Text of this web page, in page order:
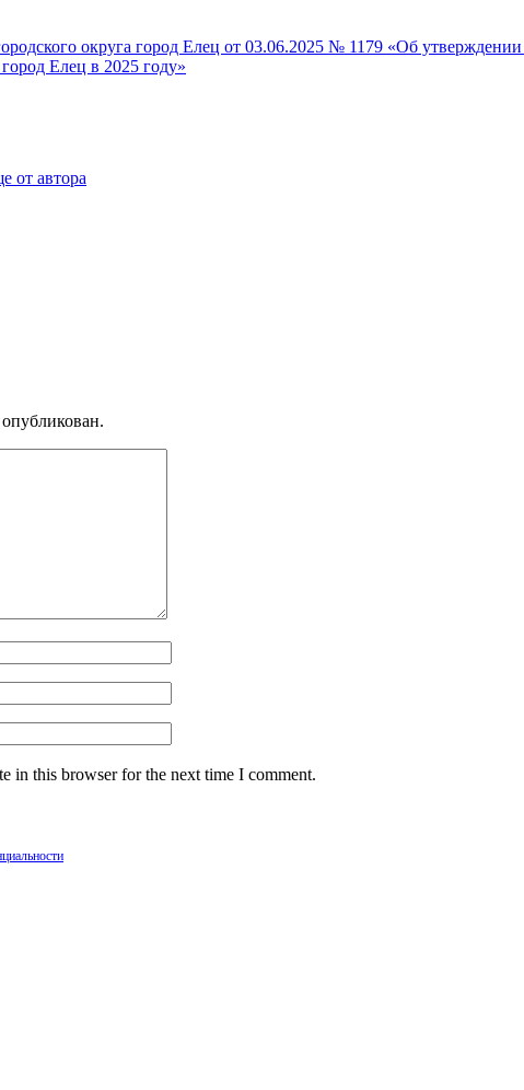
округа город Елец от 03.06.2025 № 1179 «Об
Елец в 2025 году»
от автора
in this browser for the next time I comment.